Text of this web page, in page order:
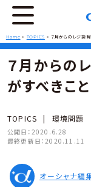
Home > TOPICS > ７月からのレジ袋
７月からの
がすべきこと
TOPICS | 環境問題
公開日： 2020.6.28
最終更新日： 2020.11.11
オーシャナ編